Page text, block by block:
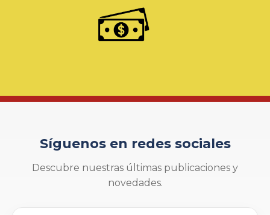
Síguenos en redes sociales
Descubre nuestras últimas publicaciones y
novedades.